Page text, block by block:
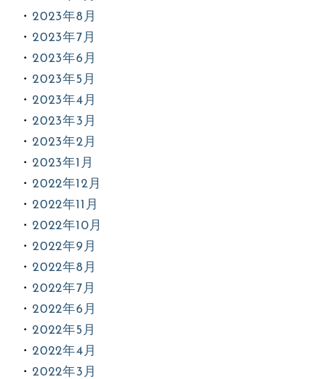
2023年8月
2023年7月
2023年6月
2023年5月
2023年4月
2023年3月
2023年2月
2023年1月
2022年12月
2022年11月
2022年10月
2022年9月
2022年8月
2022年7月
2022年6月
2022年5月
2022年4月
2022年3月